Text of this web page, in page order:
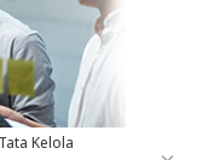
Tata Kelola